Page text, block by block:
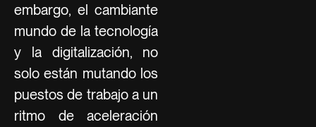
embargo, el cambiante
mundo de la tecnología
y la digitalización, no
solo están mutando los
puestos de trabajo a un
ritmo de aceleración